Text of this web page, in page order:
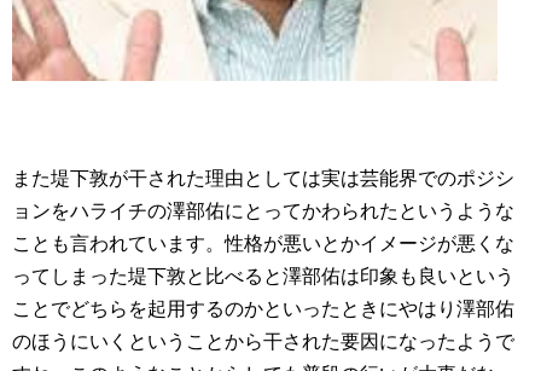
また堤下敦が干された理由としては実は芸能界でのポジシ
ョンをハライチの澤部佑にとってかわられたというような
ことも言われています。性格が悪いとかイメージが悪くな
ってしまった堤下敦と比べると澤部佑は印象も良いという
ことでどちらを起用するのかといったときにやはり澤部佑
のほうにいくということから干された要因になったようで